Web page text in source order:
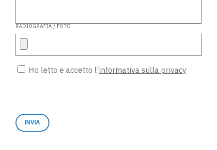
RADIOGRAFIA / FOTO
Ho letto e accetto l'informativa sulla privacy